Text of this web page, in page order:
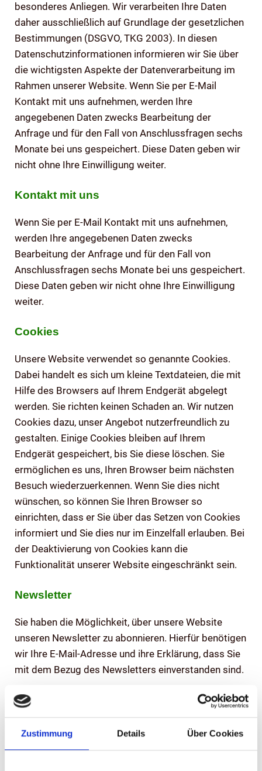
Zustimmung Details Über Cookies
besonderes Anliegen. Wir verarbeiten Ihre Daten
daher ausschließlich auf Grundlage der gesetzlichen
Bestimmungen (DSGVO, TKG 2003). In diesen
Datenschutzinformationen informieren wir Sie über
die wichtigsten Aspekte der Datenverarbeitung im
Rahmen unserer Website. Wenn Sie per E-Mail
Kontakt mit uns aufnehmen, werden Ihre
angegebenen Daten zwecks Bearbeitung der
Anfrage und für den Fall von Anschlussfragen sechs
Monate bei uns gespeichert. Diese Daten geben wir
nicht ohne Ihre Einwilligung weiter.
Kontakt mit uns
Wenn Sie per E-Mail Kontakt mit uns aufnehmen,
werden Ihre angegebenen Daten zwecks
Bearbeitung der Anfrage und für den Fall von
Anschlussfragen sechs Monate bei uns gespeichert.
Diese Daten geben wir nicht ohne Ihre Einwilligung
weiter.
Cookies
Unsere Website verwendet so genannte Cookies.
Dabei handelt es sich um kleine Textdateien, die mit
Hilfe des Browsers auf Ihrem Endgerät abgelegt
werden. Sie richten keinen Schaden an. Wir nutzen
Cookies dazu, unser Angebot nutzerfreundlich zu
gestalten. Einige Cookies bleiben auf Ihrem
Endgerät gespeichert, bis Sie diese löschen. Sie
ermöglichen es uns, Ihren Browser beim nächsten
Besuch wiederzuerkennen. Wenn Sie dies nicht
wünschen, so können Sie Ihren Browser so
einrichten, dass er Sie über das Setzen von Cookies
informiert und Sie dies nur im Einzelfall erlauben. Bei
der Deaktivierung von Cookies kann die
Funktionalität unserer Website eingeschränkt sein.
Newsletter
Sie haben die Möglichkeit, über unsere Website
unseren Newsletter zu abonnieren. Hierfür benötigen
wir Ihre E-Mail-Adresse und ihre Erklärung, dass Sie
mit dem Bezug des Newsletters einverstanden sind.
Um Sie zielgerichtet mit Informationen zu versorgen,
gemachte Angaben zu Interessengebieten,